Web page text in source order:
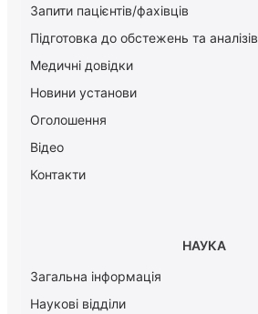
Запити пацієнтів/фахівців
Підготовка до обстежень та аналізів
Медичні довідки
Новини установи
Оголошення
Відео
Контакти
НАУКА
Загальна інформація
Наукові відділи